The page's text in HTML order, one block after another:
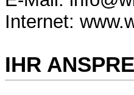
Internet:
IHR